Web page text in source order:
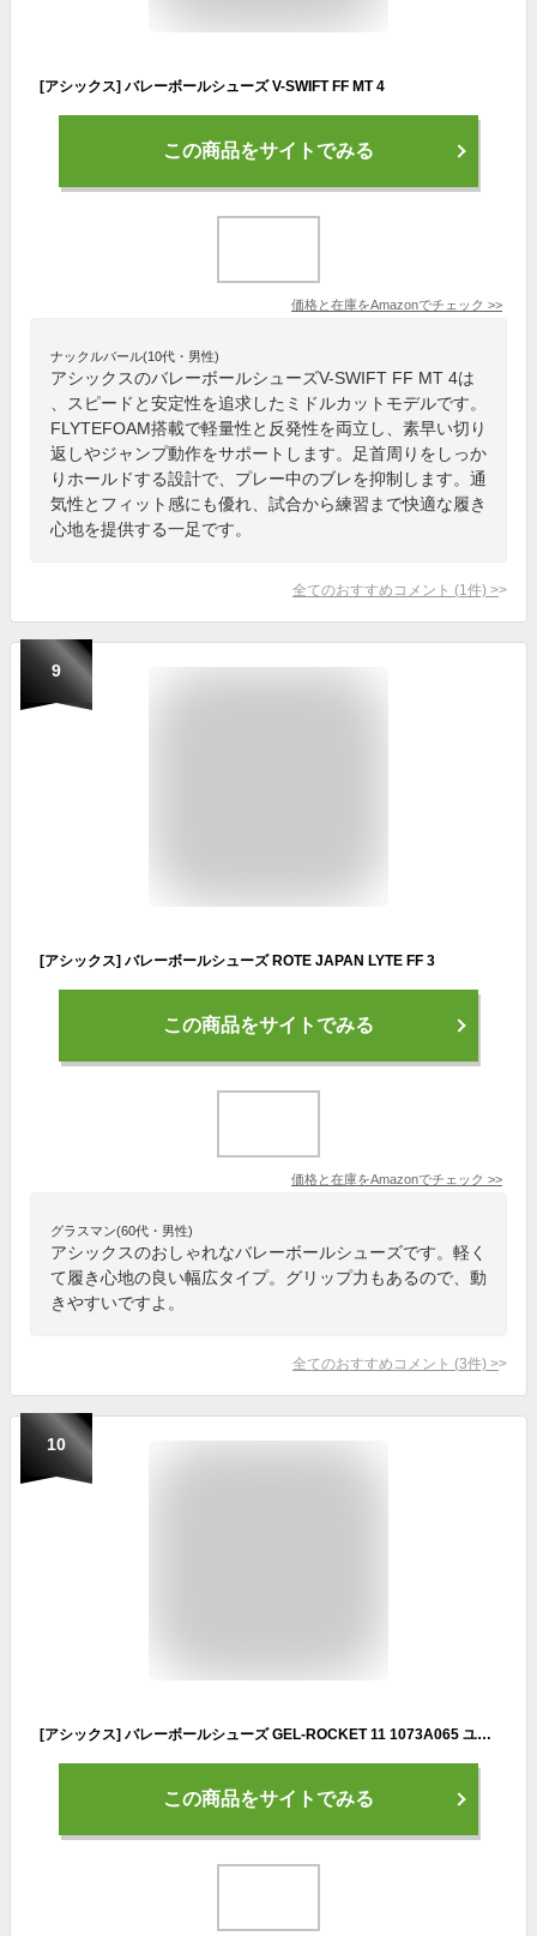
[アシックス] バレーボールシューズ V-SWIFT FF MT 4
この商品をサイトでみる
価格と在庫をAmazonでチェック >>
ナックルバール(10代・男性)
アシックスのバレーボールシューズV-SWIFT FF MT 4は
、スピードと安定性を追求したミドルカットモデルです。
FLYTEFOAM搭載で軽量性と反発性を両立し、素早い切り
返しやジャンプ動作をサポートします。足首周りをしっか
りホールドする設計で、プレー中のブレを抑制します。通
気性とフィット感にも優れ、試合から練習まで快適な履き
心地を提供する一足です。
全てのおすすめコメント (1 件) >
9
[アシックス] バレーボールシューズ ROTE JAPAN LYTE FF 3
この商品をサイトでみる
価格と在庫をAmazonでチェック >>
グラスマン(60代・男性)
アシックスのおしゃれなバレーボールシューズです。軽く
て履き心地の良い幅広タイプ。グリップ力もあるので、動
きやすいですよ。
全てのおすすめコメント (3件) >
10
[アシックス] バレーボールシューズ GEL-ROCKET 11 1073A065 ユニセックス 104(ホワイト/インディゴフォグ) 26.5 cm 2E
この商品をサイトでみる